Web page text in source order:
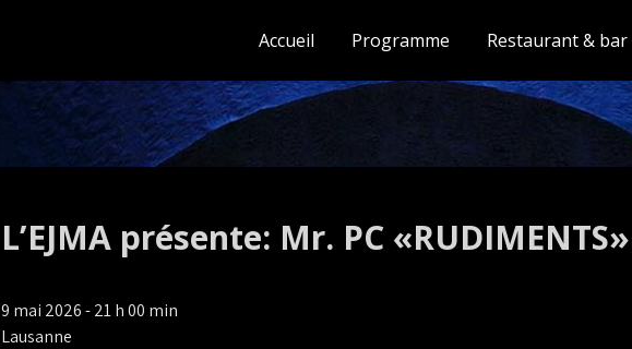
Accueil Programme Restaurant & bar
L’EJMA présente: Mr. PC «RUDIMENTS»
9 mai 2026 - 21 h 00 min
Lausanne